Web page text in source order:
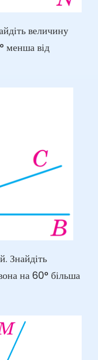
величину
менша від
Знайдіть
на 60° більша